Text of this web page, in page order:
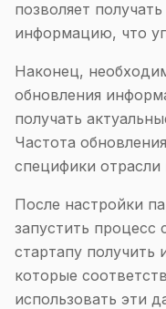
позволяет
информацию, что
Наконец,
обновления
получать
Частота
специфики отрасли
После настройки
запустить процесс
стартапу
которые
использовать эти